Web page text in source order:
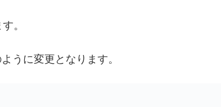
。
うに変更となります。